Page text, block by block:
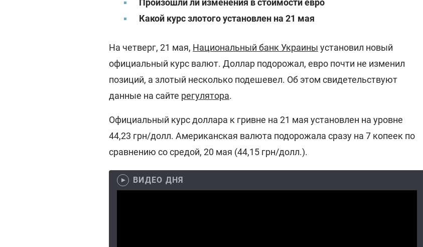
Произошли ли изменения в стоимости евро
Какой курс злотого установлен на 21 мая
На четверг, 21 мая, Национальный банк Украины установил новый
официальный курс валют. Доллар подорожал, евро почти не изменил
позиций, а злотый несколько подешевел. Об этом свидетельствуют
данные на сайте регулятора.
Официальный курс доллара к гривне на 21 мая установлен на уровне
44,23 грн/долл. Американская валюта подорожала сразу на 7 копеек по
сравнению со средой, 20 мая (44,15 грн/долл.).
ВИДЕО ДНЯ